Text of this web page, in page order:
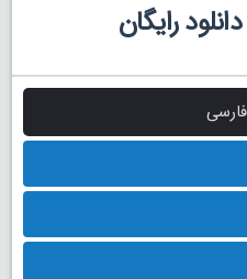
رایگان